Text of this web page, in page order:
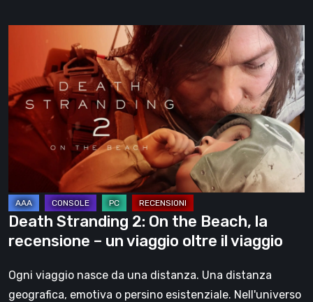
Stranding
On
the
Beach,
recensione
–
un
viaggio
oltre
il
Death Stranding 2: On the Beach, la
recensione – un viaggio oltre il viaggio
Ogni viaggio nasce da una distanza. Una distanza
geografica, emotiva o persino esistenziale. Nell'universo